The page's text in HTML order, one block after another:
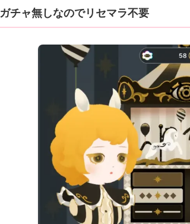
ガチャ無しなのでリセマラ不要